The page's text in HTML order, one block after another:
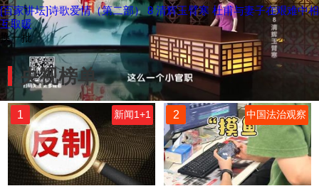
[百家讲坛]诗歌爱情（第二部） 8 清辉玉臂寒 杜甫与妻子在艰难中相
互取暖
换一批
央视榜单
1 新闻1+1 2 中国法治观察